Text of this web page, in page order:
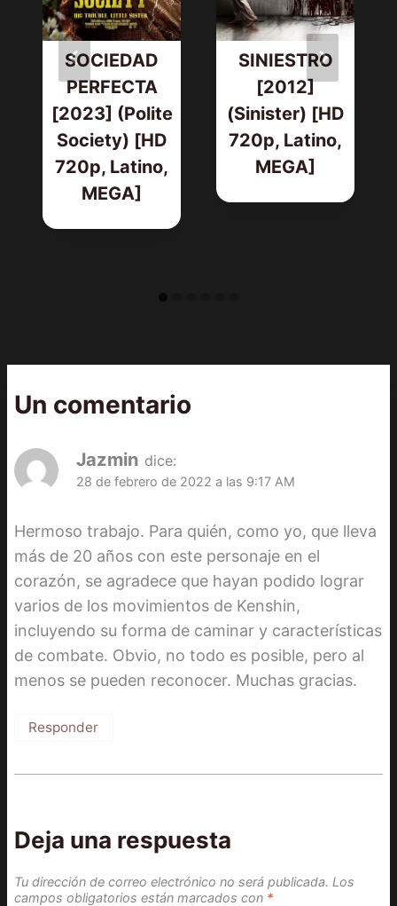
SOCIEDAD
PERFECTA
[2023] (Polite
Society) [HD
720p, Latino,
MEGA]
SINIESTRO
[2012]
(Sinister) [HD
720p, Latino,
MEGA]
Un comentario
Jazmin dice:
28 de febrero de 2022 a las 9:17 AM
Hermoso trabajo. Para quién, como yo, que lleva
más de 20 años con este personaje en el
corazón, se agradece que hayan podido lograr
varios de los movimientos de Kenshin,
incluyendo su forma de caminar y características
de combate. Obvio, no todo es posible, pero al
menos se pueden reconocer. Muchas gracias.
Responder
Deja una respuesta
Tu dirección de correo electrónico no será publicada. Los
campos obligatorios están marcados con *